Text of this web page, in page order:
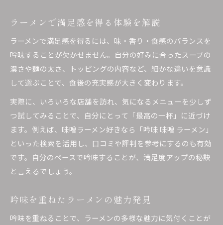
ラーメン吟味の達人が教える選び方
吟味の視点でラーメンを比べてみよう
ラーメン選びを吟味でアップデート
失敗しないラーメン選択の極意を解説
吟味でラーメン選択ミスを防ぐ秘訣
失敗しないラーメン吟味の実践ポイント
ラーメン吟味が選択の決め手になる理由
吟味を極めてラーメン選びを成功へ
ラーメン選びで失敗しない吟味法とは
満足度が上がるラーメン吟味ポイント集
吟味したいラーメンの注目ポイント紹介
ラーメンで満足感を得る体験を解説
ラーメンで満足感を得るには、味・香り・食感のバランスを
吟味することが欠かせません。自分の好みに合ったスープの
濃さや麺の太さ、トッピングの内容など、細かな違いを意識
して選ぶことで、食後の充実感が大きく変わります。
実際に、いろいろな店舗を訪れ、気になるメニューを少しず
つ試してみることで、自分にとって「最高の一杯」に近づけ
ます。例えば、味噌ラーメン好きなら「吟味 味噌 ラーメン」
といった検索を活用し、口コミや評判を参考にするのも有効
です。自分のペースで吟味することが、満足度アップの秘訣
と言えるでしょう。
吟味を重ねたラーメンの魅力発見
吟味を重ねることで、ラーメンの多様な魅力に気付くことが